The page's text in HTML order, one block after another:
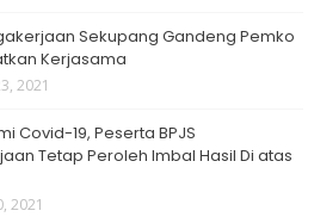
Sekupang Gandeng Pemko
Kerjasama
2021
Covid-19, Peserta BPJS
Tetap Peroleh Imbal Hasil Di atas
2021